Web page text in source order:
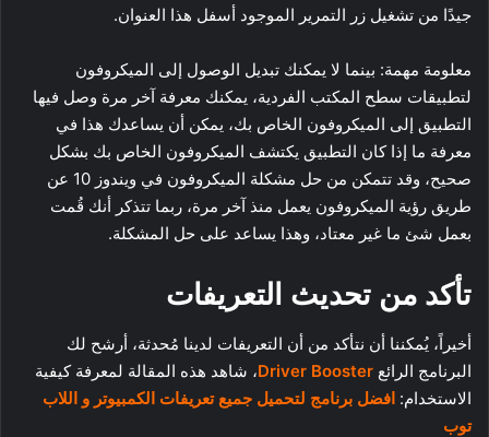
جيدًا من تشغيل زر التمرير الموجود أسفل هذا العنوان.
معلومة مهمة: بينما لا يمكنك تبديل الوصول إلى الميكروفون
لتطبيقات سطح المكتب الفردية، يمكنك معرفة آخر مرة وصل فيها
التطبيق إلى الميكروفون الخاص بك، يمكن أن يساعدك هذا في
معرفة ما إذا كان التطبيق يكتشف الميكروفون الخاص بك بشكل
صحيح، وقد تتمكن من حل مشكلة الميكروفون في ويندوز 10 عن
طريق رؤية الميكروفون يعمل منذ آخر مرة، ربما تتذكر أنك قُمت
بعمل شئ ما غير معتاد، وهذا يساعد على حل المشكلة.
تأكد من تحديث التعريفات
أخيراً، يُمكننا أن نتأكد من أن التعريفات لدينا مُحدثة، أرشح لك
البرنامج الرائع Driver Booster، شاهد هذه المقالة لمعرفة كيفية
الاستخدام: افضل برنامج لتحميل جميع تعريفات الكمبيوتر و اللاب
توب